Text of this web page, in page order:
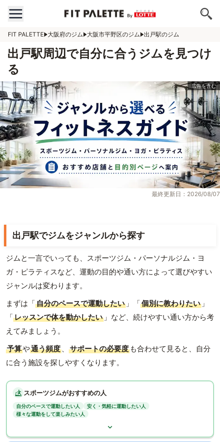
FIT PALETTE 大阪府のジム 大阪市平野区のジム 出戸駅のジム
出戸駅周辺で自分に合うジムを見つけ
る
最終更新日：2026/08/07
出戸駅でジムをジャンルから探す
ジムと一言でいっても、スポーツジム・パーソナルジム・ヨ
ガ・ピラティスなど、運動の目的や通い方によって選びやすい
ジャンルは変わります。
まずは「自分のペースで運動したい 」「個別に教わりたい 」
「レッスンで体を動かしたい 」など、続けやすい通い方から考
えてみましょう。
予算や通う頻度 、 サポートの必要度 も合わせて見ると、自分
に合う施設を探しやすくなります。
スポーツジムがおすすめの人
自分のペースで運動したい人
安く・気軽に運動したい人
様々な運動をして楽しみたい人